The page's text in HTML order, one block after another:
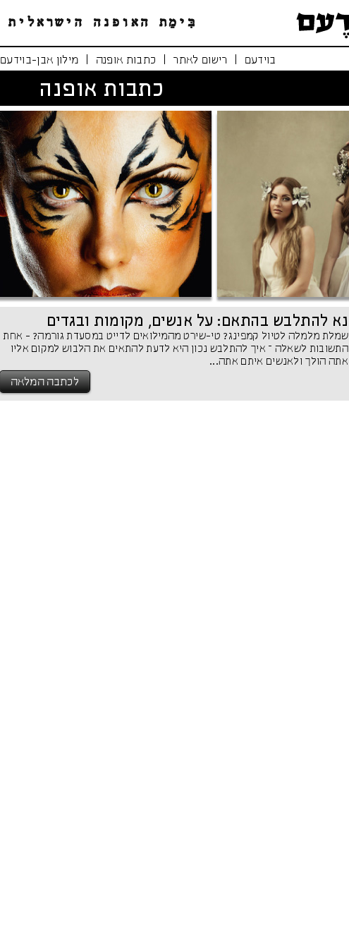
בוידעם רישום לאתר כתבות אופנה מילון אבן-בוידעם
כתבות אופנה
נימרים משוטטים
נא להתלבש בהתאם: על אנשים, מקומות ובגדים
שמלת מלמלה לטיול קמפינג? טי-שירט מהמילואים לדייט במסעדת גורמה? - אחת
התשובות לשאלה – איך להתלבש נכון היא לדעת להתאים את הלבוש למקום אליו
אתה הולך ולאנשים איתם אתה...
לכתבה המלאה